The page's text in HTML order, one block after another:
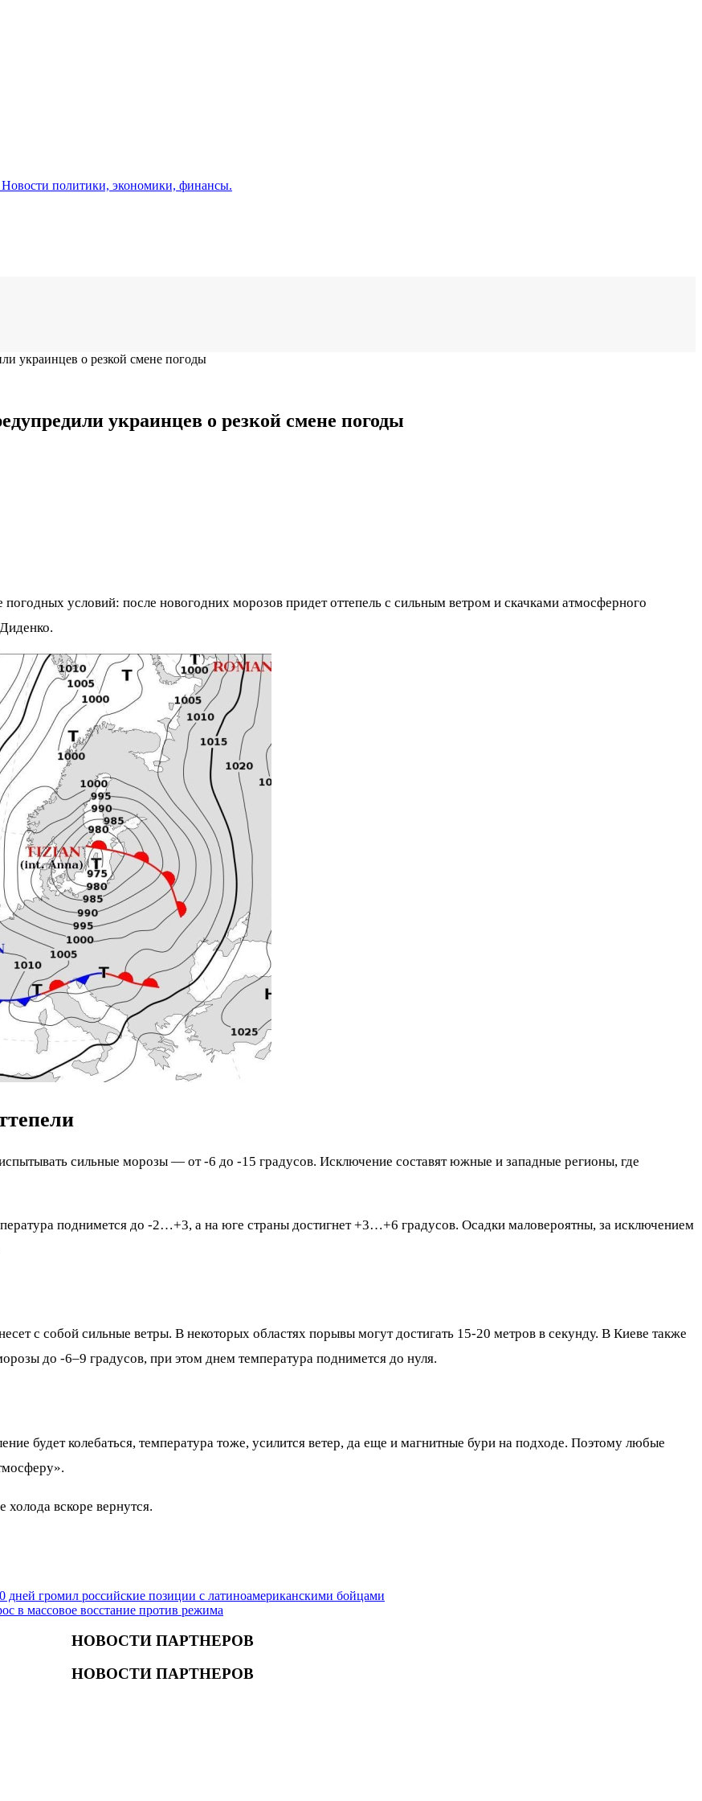
политики, экономики, финансы.
украинцев о резкой смене погоды
украинцев о резкой смене погоды
условий: после новогодних морозов придет оттепель с сильным ветром и скачками атмосферного
сильные морозы — от -6 до -15 градусов. Исключение составят южные и западные регионы, где
поднимется до -2…+3, а на юге страны достигнет +3…+6 градусов. Осадки маловероятны, за исключением
с собой сильные ветры. В некоторых областях порывы могут достигать 15-20 метров в секунду. В Киеве также
до -6–9 градусов, при этом днем температура поднимется до нуля.
будет колебаться, температура тоже, усилится ветер, да еще и магнитные бури на подходе. Поэтому любые
холода вскоре вернутся.
громил российские позиции с латиноамериканскими бойцами
в массовое восстание против режима
НОВОСТИ ПАРТНЕРОВ
НОВОСТИ ПАРТНЕРОВ